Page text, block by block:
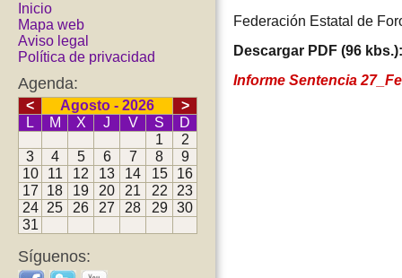
Inicio
Mapa web
Aviso legal
Política de privacidad
Agenda:
< Agosto - 2026
>
L
M X J V S
D
1
2
3
4 5 6 7 8
9
10
11 12 13 14 15
16
17
18 19 20 21 22
23
24
25 26 27 28 29
30
31
Síguenos:
Federación Estatal de
Descargar PDF (96 kbs.):
Informe Sentencia